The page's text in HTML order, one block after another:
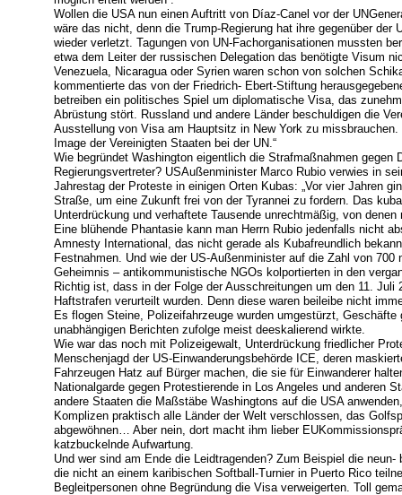
Wollen die USA nun einen Auftritt von Díaz-Canel vor der
wäre das nicht, denn die Trump-Regierung hat ihre gegenüber der
wieder verletzt. Tagungen von UN-Fachorganisationen mussten
etwa dem Leiter der russischen Delegation das benötigte Visum
Venezuela, Nicaragua oder Syrien waren schon von solchen
kommentierte das von der Friedrich- Ebert-Stiftung
betreiben ein politisches Spiel um diplomatische Visa, das
Abrüstung stört. Russland und andere Länder beschuldigen die
Ausstellung von Visa am Hauptsitz in New York zu
Image der Vereinigten Staaten bei der UN.“
Wie begründet Washington eigentlich die Strafmaßnahmen gegen
Regierungsvertreter? USAußenminister Marco Rubio verwies in
Jahrestag der Proteste in einigen Orten Kubas: „Vor vier Jahren
Straße, um eine Zukunft frei von der Tyrannei zu fordern. Das
Unterdrückung und verhaftete Tausende unrechtmäßig, von
Eine blühende Phantasie kann man Herrn Rubio jedenfalls nicht
Amnesty International, das nicht gerade als Kubafreundlich
Festnahmen. Und wie der US-Außenminister auf die Zahl von
Geheimnis – antikommunistische NGOs kolportierten in den
Richtig ist, dass in der Folge der Ausschreitungen um den 11. Juli
Haftstrafen verurteilt wurden. Denn diese waren beileibe nicht
Es flogen Steine, Polizeifahrzeuge wurden umgestürzt,
unabhängigen Berichten zufolge meist deeskalierend wirkte.
Wie war das noch mit Polizeigewalt, Unterdrückung friedlicher
Menschenjagd der US-Einwanderungsbehörde ICE, deren
Fahrzeugen Hatz auf Bürger machen, die sie für Einwanderer
Nationalgarde gegen Protestierende in Los Angeles und anderen
andere Staaten die Maßstäbe Washingtons auf die USA
Komplizen praktisch alle Länder der Welt verschlossen, das
abgewöhnen… Aber nein, dort macht ihm lieber
katzbuckelnde Aufwartung.
Und wer sind am Ende die Leidtragenden? Zum Beispiel die
die nicht an einem karibischen Softball-Turnier in Puerto Rico
Begleitpersonen ohne Begründung die Visa verweigerten. Toll